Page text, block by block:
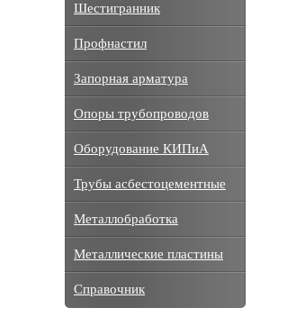
Шестигранник
Профнастил
Запорная арматура
Опоры трубопроводов
Оборудование КИПиА
Трубы асбестоцементные
Металлобработка
Металлические пластины
Справочник